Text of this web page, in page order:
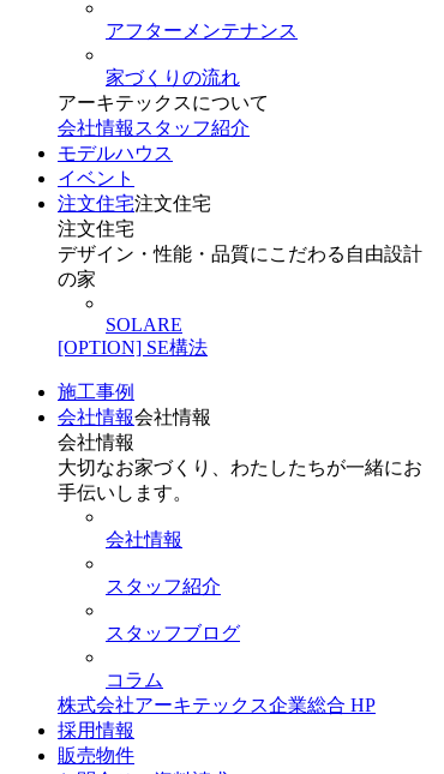
アフターメンテナンス
家づくりの流れ
アーキテックスについて
会社情報 スタッフ紹介
モデルハウス
イベント
注文住宅注文住宅
注文住宅
デザイン・性能・品質にこだわる自由設計
の家
SOLARE
[OPTION] SE構法
施工事例
会社情報会社情報
会社情報
大切なお家づくり、わたしたちが一緒にお
手伝いします。
会社情報
スタッフ紹介
スタッフブログ
コラム
株式会社アーキテックス企業総合 HP
採用情報
販売物件